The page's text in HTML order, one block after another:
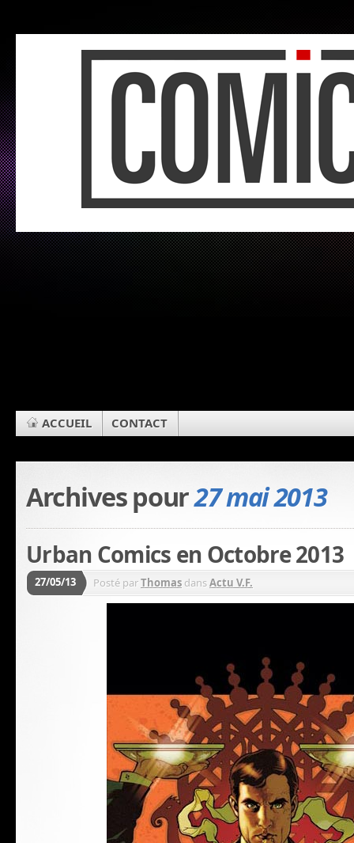
ACCUEIL CONTACT
Archives pour27 mai 2013
Urban Comics en Octobre 2013
27/05/13 Posté parThomas dansActu V.F.